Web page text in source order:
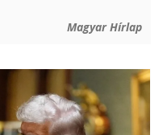
Magyar Hírlap